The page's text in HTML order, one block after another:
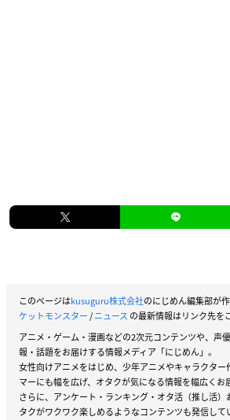
このページはkusuguru株式会社のにじめん編集部が
ケットモンスター/ニュース の最新情報はリンク先を
アニメ・ゲーム・漫画などの2次元コンテンツや、声
報・話題をお届けする情報メディア「にじめん」。
女性向けアニメをはじめ、少年アニメやキャラクタ
マーにも幅を広げ、オタクが気になる情報を幅広くお
さらに、アンケート・ランキング・オタ活（推し活）
タクがワクワク楽しめるようなコンテンツも発信して